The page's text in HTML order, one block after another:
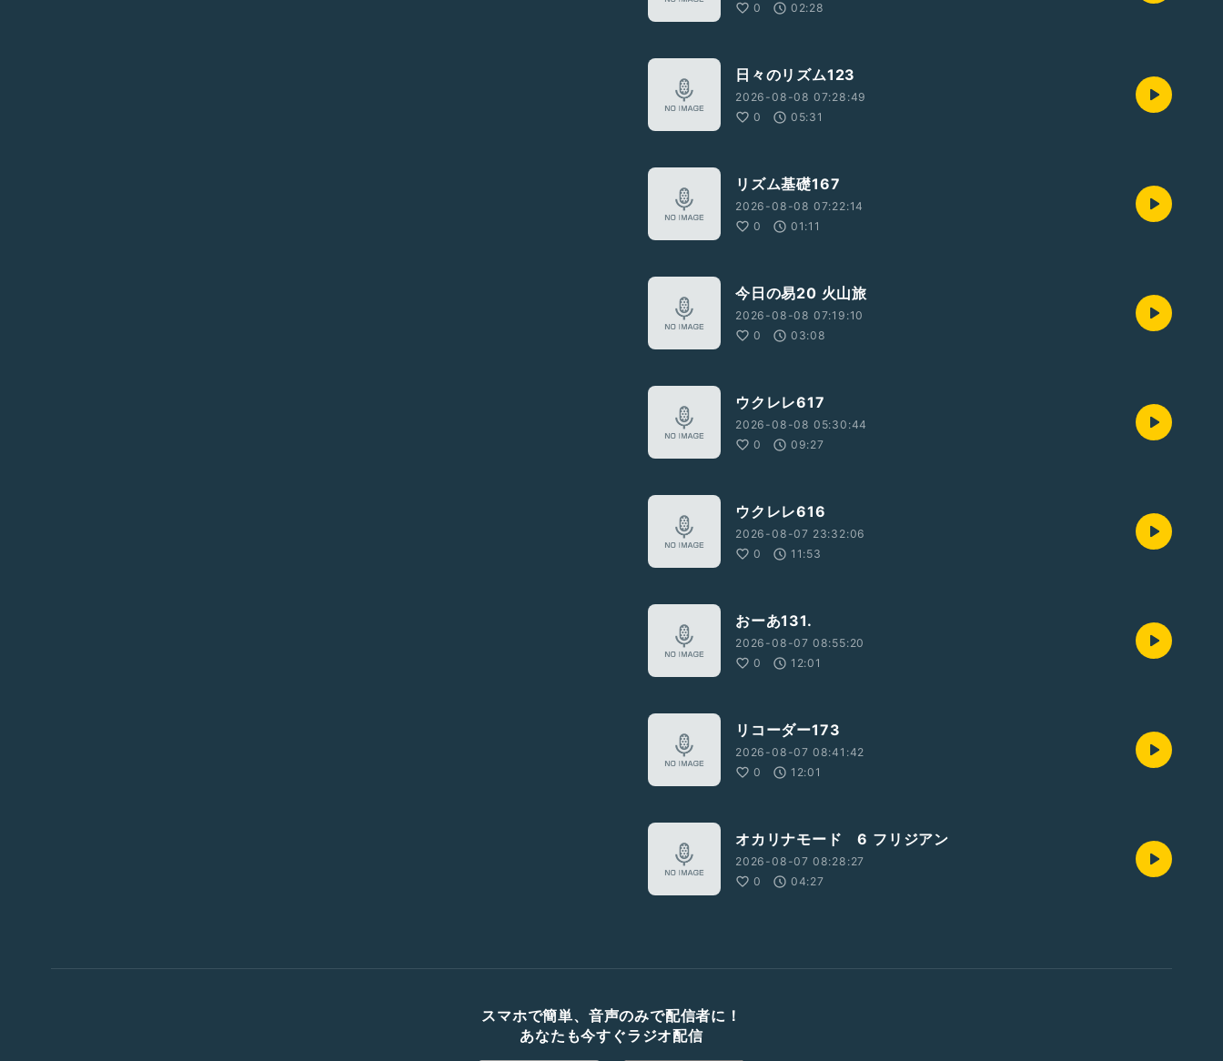
0
02:28
日々のリズム123
2026-08-08 07:28:49
0
05:31
リズム基礎167
2026-08-08 07:22:14
0
01:11
今日の易20 火山旅
2026-08-08 07:19:10
0
03:08
ウクレレ617
2026-08-08 05:30:44
0
09:27
ウクレレ616
2026-08-07 23:32:06
0
11:53
おーあ131.
2026-08-07 08:55:20
0
12:01
リコーダー173
2026-08-07 08:41:42
0
12:01
オカリナモード 6 フリジアン
2026-08-07 08:28:27
0
04:27
スマホで簡単、音声のみで配信者に！
あなたも今すぐラジオ配信